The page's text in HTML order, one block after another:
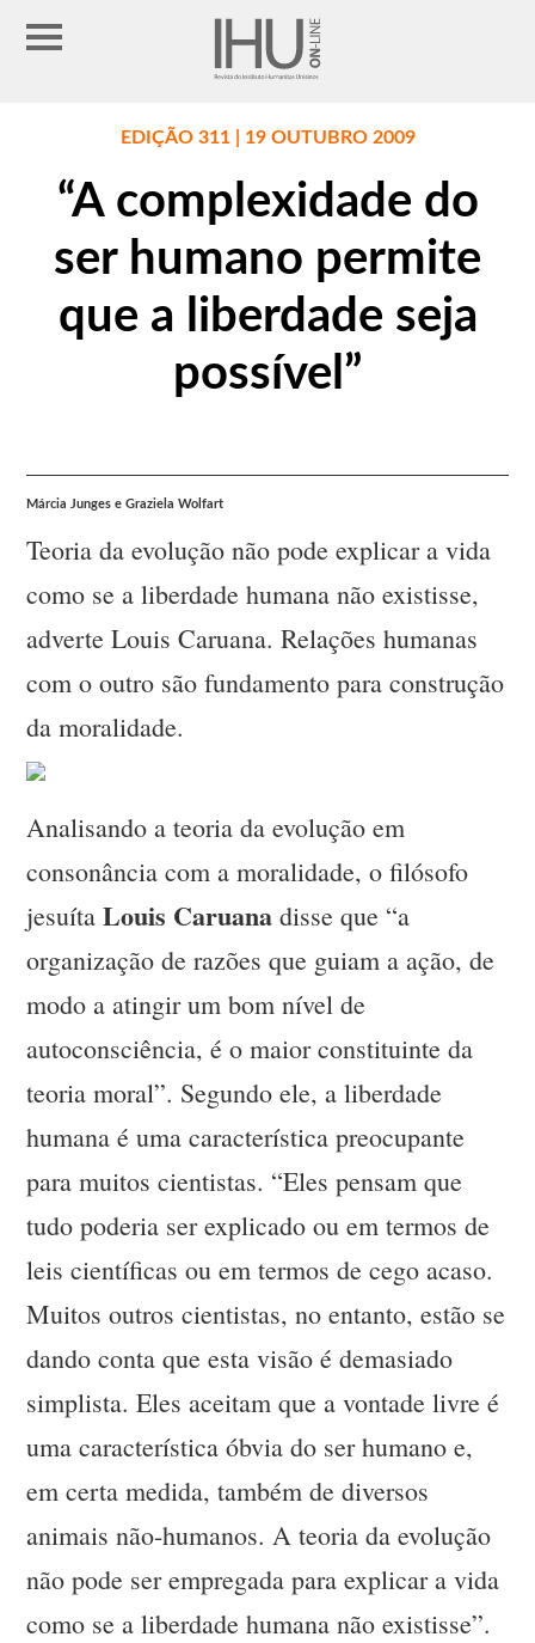
EDIÇÃO 311 | 19 OUTUBRO 2009
“A complexidade do
ser humano permite
que a liberdade seja
possível”
Márcia Junges e Graziela Wolfart
Teoria da evolução não pode explicar a vida
como se a liberdade humana não existisse,
adverte Louis Caruana. Relações humanas
com o outro são fundamento para construção
da moralidade.
Analisando a teoria da evolução em
consonância com a moralidade, o filósofo
jesuítaLouis Caruana disse que “a
organização de razões que guiam a ação, de
modo a atingir um bom nível de
autoconsciência, é o maior constituinte da
teoria moral”. Segundo ele, a liberdade
humana é uma característica preocupante
para muitos cientistas. “Eles pensam que
tudo poderia ser explicado ou em termos de
leis científicas ou em termos de cego acaso.
Muitos outros cientistas, no entanto, estão se
dando conta que esta visão é demasiado
simplista. Eles aceitam que a vontade livre é
uma característica óbvia do ser humano e,
em certa medida, também de diversos
animais não-humanos. A teoria da evolução
não pode ser empregada para explicar a vida
como se a liberdade humana não existisse”.